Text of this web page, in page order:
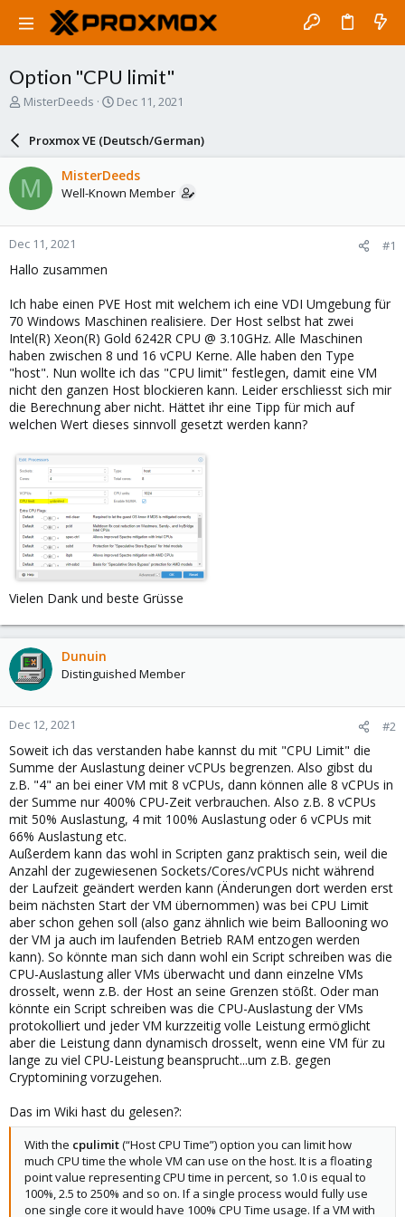
Option "CPU limit"
T
a
d
s
t
a
r
t
e
MisterDeeds
S
r
d
a
e
Dec 11, 2021
Proxmox VE (Deutsch/German)
M MisterDeeds
Well-Known Member
Dec 11, 2021 #1
Hallo zusammen
Ich habe einen PVE Host mit welchem ich eine VDI Umgebung für
70 Windows Maschinen realisiere. Der Host selbst hat zwei
Intel(R) Xeon(R) Gold 6242R CPU @ 3.10GHz. Alle Maschinen
haben zwischen 8 und 16 vCPU Kerne. Alle haben den Type
"host". Nun wollte ich das "CPU limit" festlegen, damit eine VM
nicht den ganzen Host blockieren kann. Leider erschliesst sich mir
die Berechnung aber nicht. Hättet ihr eine Tipp für mich auf
welchen Wert dieses sinnvoll gesetzt werden kann?
Vielen Dank und beste Grüsse
Dunuin
Distinguished Member
Dec 12, 2021 #2
Soweit ich das verstanden habe kannst du mit "CPU Limit" die
Summe der Auslastung deiner vCPUs begrenzen. Also gibst du
z.B. "4" an bei einer VM mit 8 vCPUs, dann können alle 8 vCPUs in
der Summe nur 400% CPU-Zeit verbrauchen. Also z.B. 8 vCPUs
mit 50% Auslastung, 4 mit 100% Auslastung oder 6 vCPUs mit
66% Auslastung etc.
Außerdem kann das wohl in Scripten ganz praktisch sein, weil die
Anzahl der zugewiesenen Sockets/Cores/vCPUs nicht während
der Laufzeit geändert werden kann (Änderungen dort werden erst
beim nächsten Start der VM übernommen) was bei CPU Limit
aber schon gehen soll (also ganz ähnlich wie beim Ballooning wo
der VM ja auch im laufenden Betrieb RAM entzogen werden
kann). So könnte man sich dann wohl ein Script schreiben was die
CPU-Auslastung aller VMs überwacht und dann einzelne VMs
drosselt, wenn z.B. der Host an seine Grenzen stößt. Oder man
könnte ein Script schreiben was die CPU-Auslastung der VMs
protokolliert und jeder VM kurzzeitig volle Leistung ermöglicht
aber die Leistung dann dynamisch drosselt, wenn eine VM für zu
lange zu viel CPU-Leistung beansprucht...um z.B. gegen
Cryptomining vorzugehen.
Das im Wiki hast du gelesen?:
With the cpulimit(“Host CPU Time”) option you can limit how
much CPU time the whole VM can use on the host. It is a floating
point value representing CPU time in percent, so 1.0 is equal to
100%, 2.5 to 250% and so on. If a single process would fully use
one single core it would have 100% CPU Time usage. If a VM with